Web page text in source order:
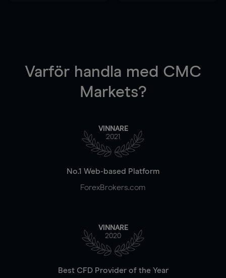
Varför handla med CMC
Markets?
VINNARE
2021
No.1 Web-based Platform
ForexBrokers.com
VINNARE
2020
Best CFD Provider of the Year